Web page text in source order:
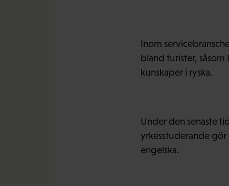
Inom
bland turister,
kunskaper i ryska.
Under den senaste
yrkesstuderande gör
engelska.